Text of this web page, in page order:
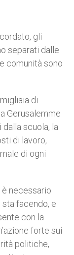
gli
separati dalle
comunità sono
di
Gerusalemme
scuola, la
di lavoro,
di ogni
necessario
sta facendo, e
con la
forte sui
politiche,